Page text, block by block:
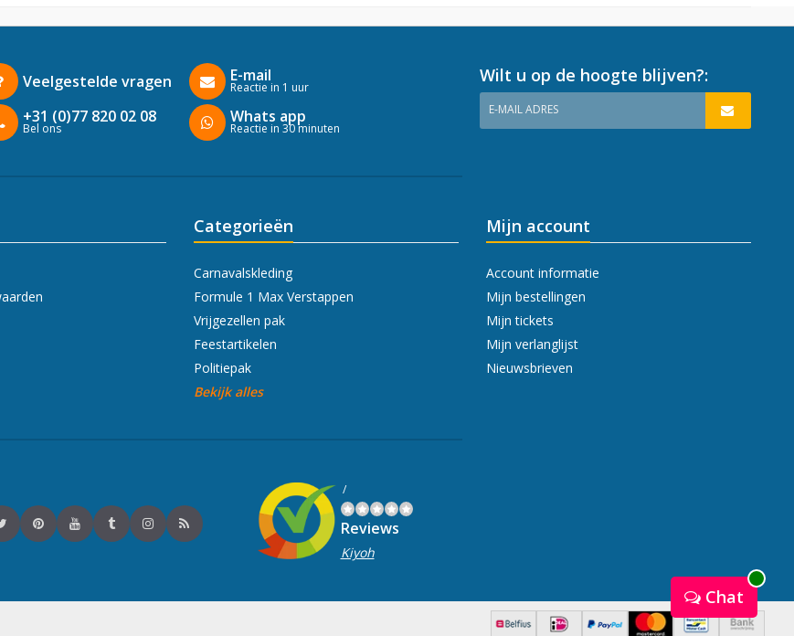
Veelgestelde vragen
+31 (0)77 820 02 08
Bel ons
E-mail
Reactie in 1 uur
Whats app
Reactie in 30 minuten
Wilt u op de hoogte blijven?:
E-MAIL ADRES
Categorieën
Carnavalskleding
Formule 1 Max Verstappen
Vrijgezellen pak
Feestartikelen
Politiepak
Bekijk alles
Mijn account
Account informatie
Mijn bestellingen
Mijn tickets
Mijn verlanglijst
Nieuwsbrieven
/
Reviews
Kiyoh
Chat